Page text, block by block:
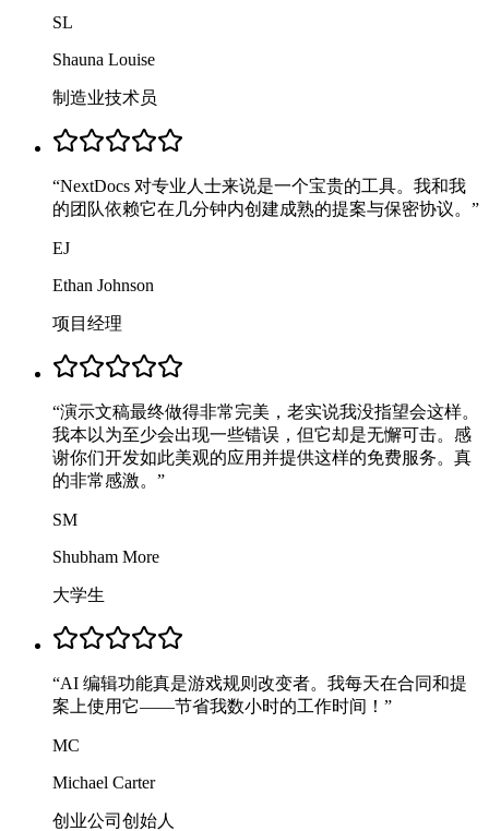
SL
Shauna Louise
制造业技术员
“NextDocs 对专业人士来说是一个宝贵的工具。我和我
的团队依赖它在几分钟内创建成熟的提案与保密协议。 ”
EJ
Ethan Johnson
项目经理
“演示文稿最终做得非常完美，老实说我没指望会这样。
我本以为至少会出现一些错误，但它却是无懈可击。感
谢你们开发如此美观的应用并提供这样的免费服务。真
的非常感激。 ”
SM
Shubham More
大学生
“AI 编辑功能真是游戏规则改变者。我每天在合同和提
案上使用它——节省我数小时的工作时间！ ”
MC
Michael Carter
创业公司创始人